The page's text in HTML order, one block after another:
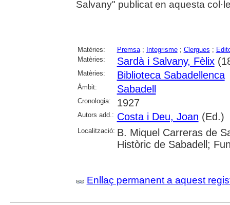
Salvany" publicat en aquesta
Matèries: Premsa; Integrisme; Clergues ;
Matèries:
Sardà i Salvany, Fèlix
Matèries: Biblioteca Sabadellenca
Àmbit: Sabadell
Cronologia: 1927
Autors add.: Costa i Deu, Joan (Ed.)
Localització: B. Miquel Carreras de
Històric de Sabadell;
Enllaç permanent a aquest